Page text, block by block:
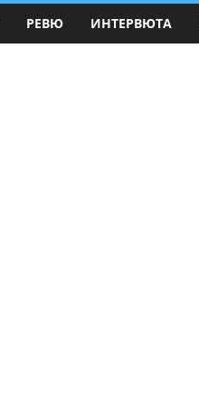
РЕВЮ ИНТЕРВЮТА